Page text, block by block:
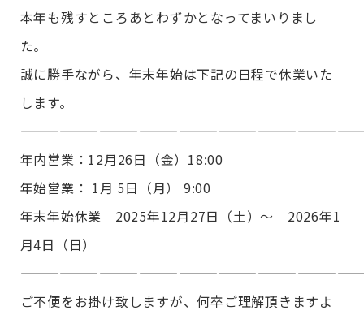
本年も残すところあとわずかとなってまいりまし
た。
誠に勝手ながら、年末年始は下記の日程で休業いた
します。
年内営業：12月26日（金）18:00
年始営業： 1月 5日（月） 9:00
年末年始休業 2025年12月27日（土）〜 2026年1
月4日（日）
ご不便をお掛け致しますが、何卒ご理解頂きますよ